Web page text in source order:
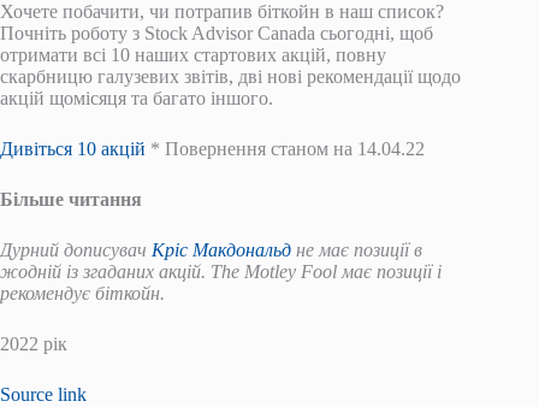
Хочете побачити, чи потрапив біткойн в наш список?
Почніть роботу з Stock Advisor Canada сьогодні, щоб
отримати всі 10 наших стартових акцій, повну
скарбницю галузевих звітів, дві нові рекомендації щодо
акцій щомісяця та багато іншого.
Дивіться 10 акцій * Повернення станом на 14.04.22
Більше читання
Дурний дописувач Кріс Макдональд не має позиції в
жодній із згаданих акцій. The Motley Fool має позиції і
рекомендує біткойн.
2022 рік
Source link